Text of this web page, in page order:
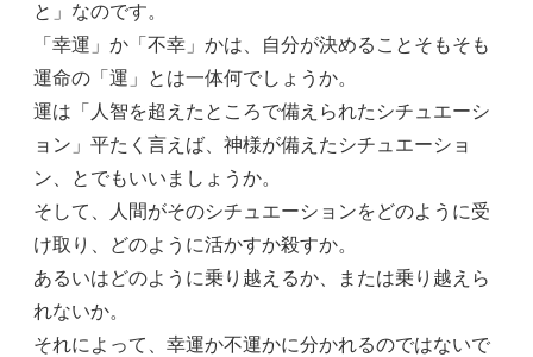
と」なのです。
「幸運」か「不幸」かは、自分が決めることそもそも
運命の「運」とは一体何でしょうか。
運は「人智を超えたところで備えられたシチュエーシ
ョン」平たく言えば、神様が備えたシチュエーショ
ン、とでもいいましょうか。
そして、人間がそのシチュエーションをどのように受
け取り、どのように活かすか殺すか。
あるいはどのように乗り越えるか、または乗り越えら
れないか。
それによって、幸運か不運かに分かれるのではないで